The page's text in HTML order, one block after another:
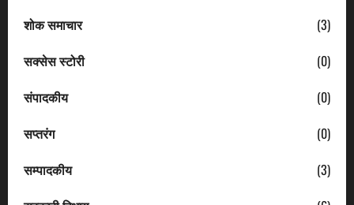
शोक समाचार
(3)
सक्सेस स्टोरी
(0)
संपादकीय
(0)
सप्तरंग
(0)
सम्पादकीय
(3)